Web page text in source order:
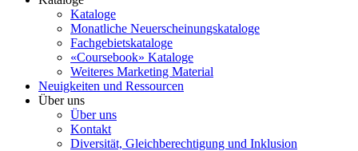
Kataloge
Monatliche Neuerscheinungskataloge
Fachgebietskataloge
«Coursebook» Kataloge
Weiteres Marketing Material
Neuigkeiten und Ressourcen
Über uns
Über uns
Kontakt
Diversität, Gleichberechtigung und Inklusion